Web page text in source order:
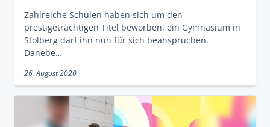
Zahlreiche Schulen haben sich um den
prestigeträchtigen Titel beworben, ein Gymnasium in
Stolberg darf ihn nun für sich beanspruchen.
Danebe…
26. August 2020